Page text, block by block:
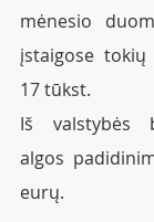
mėnesio
įstaigose
17 tūkst.
Iš valstybės
algos
eurų.